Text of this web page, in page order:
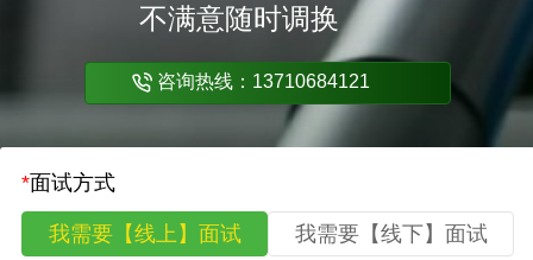
不满意随时调换
咨询热线：13710684121
*面试方式
我需要【线上】面试 我需要【线下】面试